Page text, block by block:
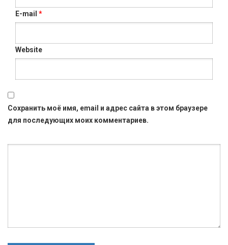
E-mail *
Website
Сохранить моё имя, email и адрес сайта в этом браузере
для последующих моих комментариев.